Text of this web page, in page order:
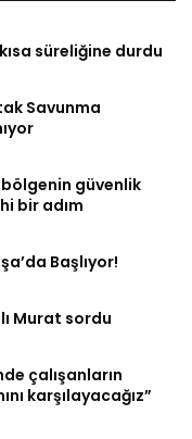
süreliğine durdu
Savunma
bölgenin güvenlik
bir adım
Başlıyor!
Murat sordu
çalışanların
karşılayacağız”